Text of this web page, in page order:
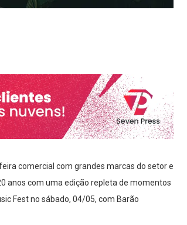
comercial com grandes marcas do setor e
anos com uma edição repleta de momentos
Fest no sábado, 04/05, com Barão